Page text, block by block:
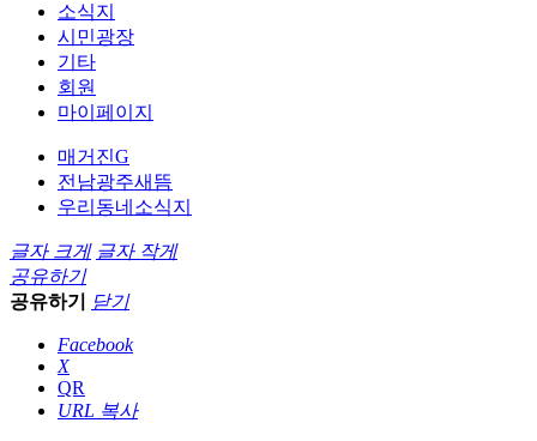
소식지
시민광장
기타
회원
마이페이지
매거진G
전남광주새뜸
우리동네소식지
글자 크게 글자 작게
공유하기
공유하기
닫기
Facebook
X
QR
URL 복사